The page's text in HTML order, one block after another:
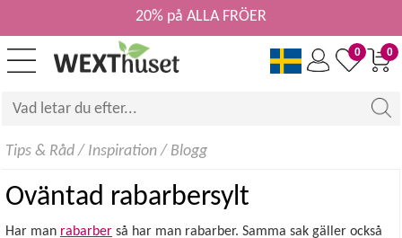
0
0
20% på ALLA FRÖER
Tips & Råd/ Inspiration/ Blogg
Oväntad rabarbersylt
Har man rabarber så har man rabarber. Samma sak gäller också